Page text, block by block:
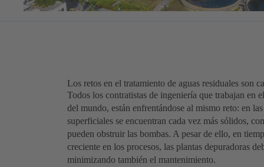
Los retos en el tratamiento de aguas residuales son
Todos los contratistas de ingeniería que trabajan en
del mundo, están enfrentándose al mismo reto: en
superficiales se encuentran cada vez más sólidos,
pueden obstruir las bombas. A pesar de ello, en
creciente en los procesos, las plantas depuradoras
minimizando también el mantenimiento.